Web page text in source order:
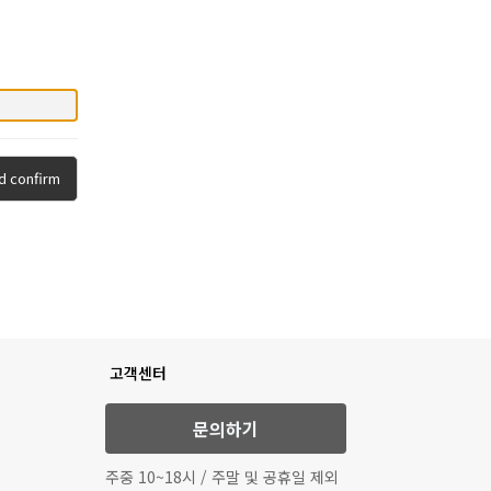
confirm
고객센터
문의하기
주중 10~18시 / 주말 및 공휴일 제외